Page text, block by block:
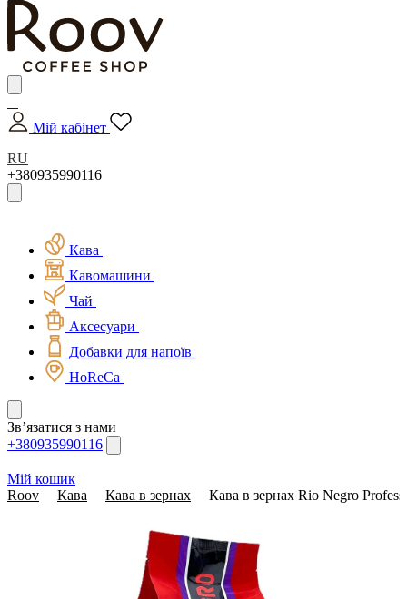
Мій кабінет
RU
+380935990116
Кава
Кавомашини
Чай
Аксесуари
Добавки для напоїв
HoReCa
Зв’язатися з нами
+380935990116
Мій кошик
Roov
Кава Кава в зернах Кава в зернах Rio Negro